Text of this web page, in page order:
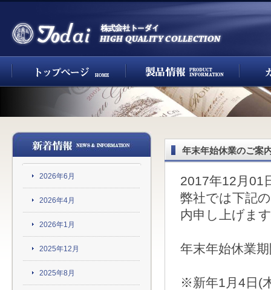
年末年始休業のご案
2017年12月01
弊社では下記
内申し上げま
年末年始休業
※新年1月4日(
2026年6月
2026年4月
2026年1月
2025年12月
2025年8月